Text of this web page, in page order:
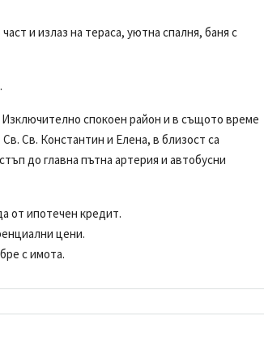
и излаз на тераса, уютна спалня, баня с
спокоен район и в същото време
Св. Константин и Елена, в близост са
до главна пътна артерия и автобусни
от ипотечен кредит.
цени.
с имота.